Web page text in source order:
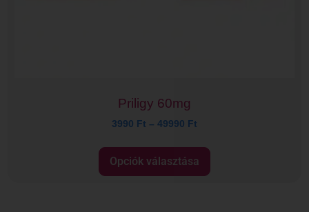
Priligy 60mg
3990 Ft – 49990 Ft
Opciók választása